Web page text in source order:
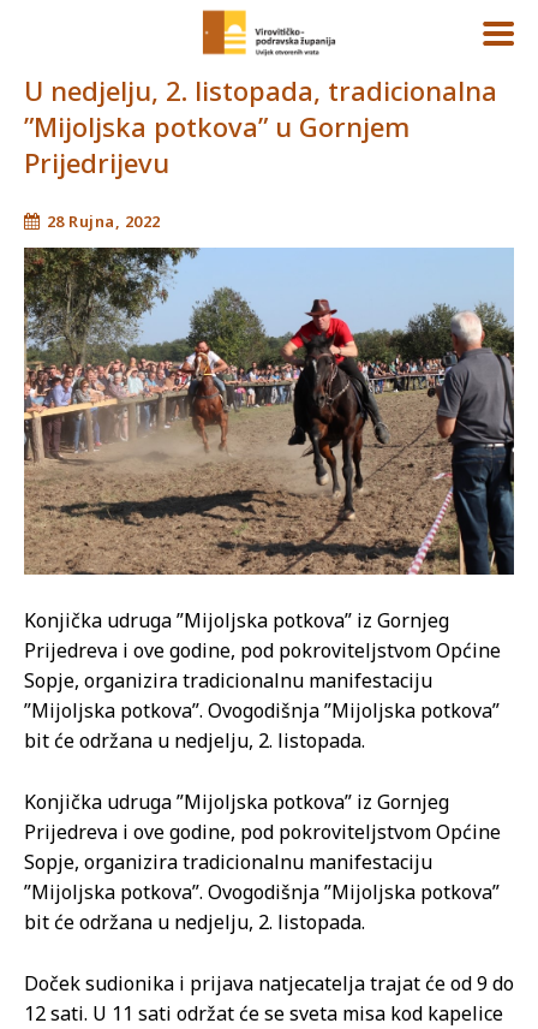
U nedjelju, 2. listopada, tradicionalna
”Mijoljska potkova” u Gornjem
Prijedrijevu
28 Rujna, 2022
Konjička udruga ”Mijoljska potkova” iz Gornjeg
Prijedreva i ove godine, pod pokroviteljstvom Općine
Sopje, organizira tradicionalnu manifestaciju
”Mijoljska potkova”. Ovogodišnja ”Mijoljska potkova”
bit će održana u nedjelju, 2. listopada.
Konjička udruga ”Mijoljska potkova” iz Gornjeg
Prijedreva i ove godine, pod pokroviteljstvom Općine
Sopje, organizira tradicionalnu manifestaciju
”Mijoljska potkova”. Ovogodišnja ”Mijoljska potkova”
bit će održana u nedjelju, 2. listopada.
Doček sudionika i prijava natjecatelja trajat će od 9 do
12 sati. U 11 sati održat će se sveta misa kod kapelice